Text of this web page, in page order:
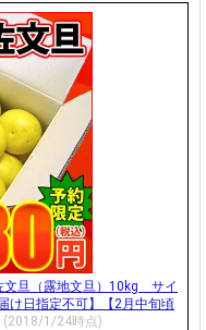
文旦（露地文旦）10kg サイ
日指定不可】【2月中旬頃
(2018/1/24時点)